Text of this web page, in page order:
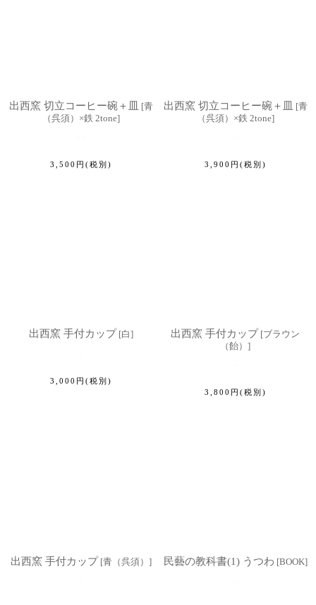
出西窯 切立コーヒー碗＋皿 [青
（呉須）×鉄 2tone]
3,500 円 (税別)
出西窯 切立コーヒー碗＋皿 [青
（呉須）×鉄 2tone]
3,900 円 (税別)
出西窯 手付カップ [白]
3,000 円 (税別)
出西窯 手付カップ [ブラウン
（飴） ]
3,800 円 (税別)
出西窯 手付カップ [青（呉須） ] 民藝の教科書(1) うつわ [BOOK]